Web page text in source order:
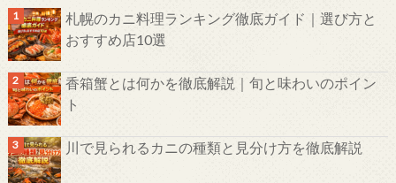
札幌のカニ料理ランキング徹底ガイド｜選び方と
おすすめ店10選
香箱蟹とは何かを徹底解説｜旬と味わいのポイン
ト
川で見られるカニの種類と見分け方を徹底解説